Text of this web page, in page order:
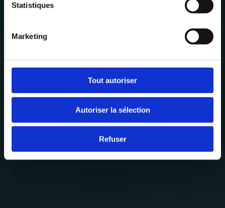
Statistiques
Marketing
Tout autoriser
Autoriser la sélection
Refuser